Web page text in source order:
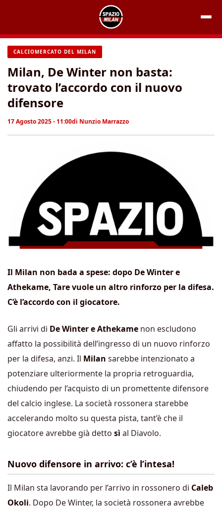
contenuto
CALCIOMERCATO DEL MILAN
Milan, De Winter non basta:
trovato l’accordo con il nuovo
difensore
17 Agosto 2025 - 11:00di Nunzio Marrazzo
Il Milan non bada a spese: dopo De Winter e
Athekame, Tare vuole un altro rinforzo per la difesa.
C’è l’accordo con il giocatore.
Gli arrivi di De Winter e Athekame non escludono
affatto la possibilità dell’ingresso di un nuovo rinforzo
per la difesa, anzi. Il Milan sarebbe intenzionato a
potenziare ulteriormente la propria retroguardia,
chiudendo per l’acquisto di un promettente difensore
del calcio inglese. La società rossonera starebbe
accelerando molto su questa pista, tant’è che il
giocatore avrebbe già detto sì al Diavolo.
Nuovo difensore in arrivo: c’è l’intesa!
Il Milan sta lavorando per l’arrivo in rossonero di Caleb
Okoli. Dopo De Winter, la società rossonera avrebbe